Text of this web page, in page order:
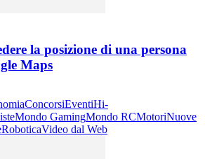
la posizione di una persona
Maps
ConcorsiEventiHi-
Mondo GamingMondo RCMotoriNuove
RoboticaVideo dal Web